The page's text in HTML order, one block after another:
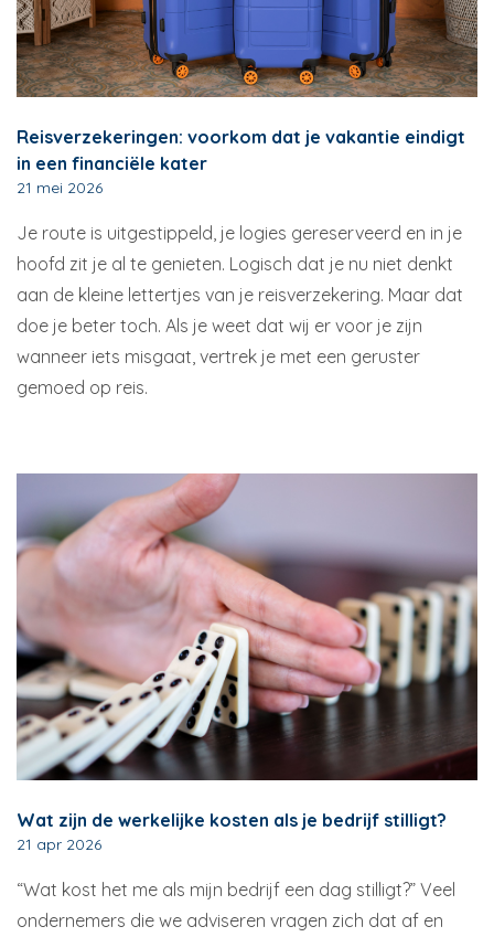
Reisverzekeringen: voorkom dat je vakantie eindigt
in een financiële kater
21 mei 2026
Je route is uitgestippeld, je logies gereserveerd en in je
hoofd zit je al te genieten. Logisch dat je nu niet denkt
aan de kleine lettertjes van je reisverzekering. Maar dat
doe je beter toch. Als je weet dat wij er voor je zijn
wanneer iets misgaat, vertrek je met een geruster
gemoed op reis.
Wat zijn de werkelijke kosten als je bedrijf stilligt?
21 apr 2026
“Wat kost het me als mijn bedrijf een dag stilligt?” Veel
ondernemers die we adviseren vragen zich dat af en